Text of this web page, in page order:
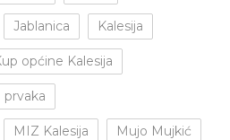
Jablanica Kalesija
općine Kalesija
prvaka
MIZ Kalesija Mujo Mujkić